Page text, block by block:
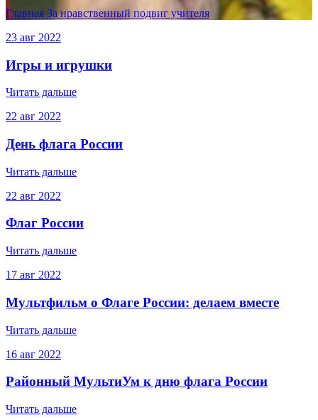
Главная За нравственный подвиг учителя
23 авг 2022
Игры и игрушки
Читать дальше
22 авг 2022
День флага России
Читать дальше
22 авг 2022
Флаг России
Читать дальше
17 авг 2022
Мультфильм о Флаге России: делаем вместе
Читать дальше
16 авг 2022
Районный МультиУм к дню флага России
Читать дальше